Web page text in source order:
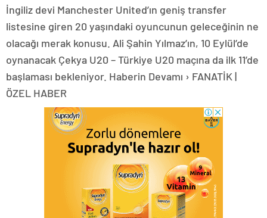
İngiliz devi Manchester United’ın geniş transfer
listesine giren 20 yaşındaki oyuncunun geleceğinin ne
olacağı merak konusu. Ali Şahin Yılmaz’ın, 10 Eylül’de
oynanacak Çekya U20 – Türkiye U20 maçına da ilk 11’de
başlaması bekleniyor. Haberin Devamı › FANATİK |
ÖZEL HABER